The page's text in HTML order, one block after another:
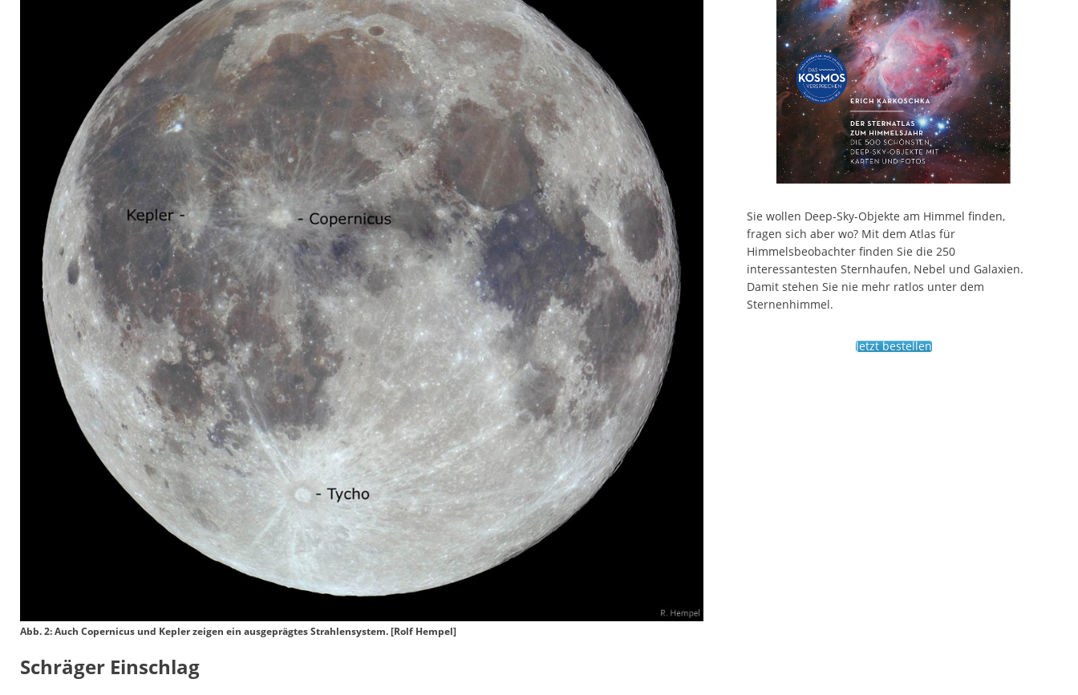
Abb. 2: Auch Copernicus und Kepler zeigen ein ausgeprägtes Strahlensystem. [Rolf Hempel]
Schräger Einschlag
Sie wollen Deep-Sky-Objekte am Himmel finden,
fragen sich aber wo? Mit dem Atlas für
Himmelsbeobachter finden Sie die 250
interessantesten Sternhaufen, Nebel und Galaxien.
Damit stehen Sie nie mehr ratlos unter dem
Sternenhimmel.
Jetzt bestellen